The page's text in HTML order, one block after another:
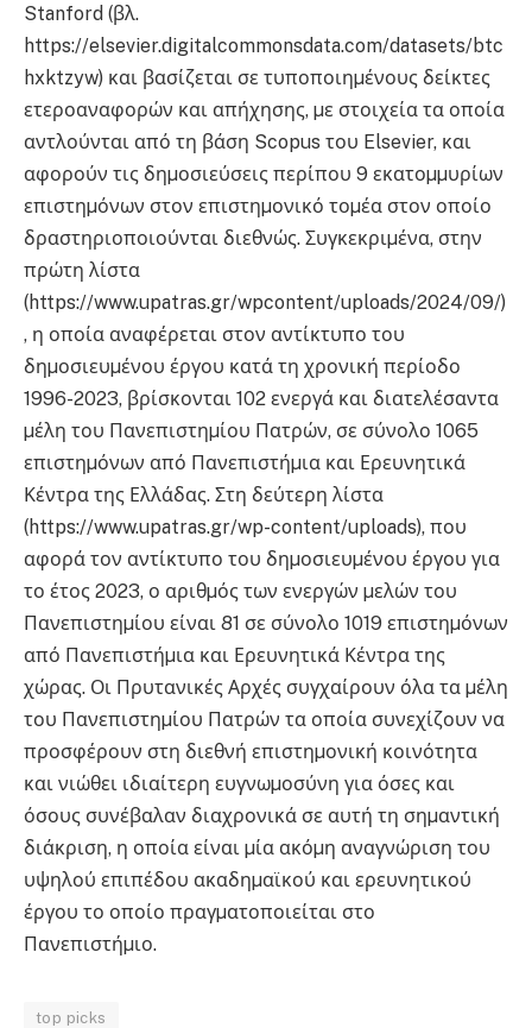
Stanford (βλ.
https://elsevier.digitalcommonsdata.com/datasets/btc
hxktzyw) και βασίζεται σε τυποποιηµένους δείκτες
ετεροαναφορών και απήχησης, µε στοιχεία τα οποία
αντλούνται από τη βάση Scopus του Elsevier, και
αφορούν τις δηµοσιεύσεις περίπου 9 εκατοµµυρίων
επιστηµόνων στον επιστηµονικό τοµέα στον οποίο
δραστηριοποιούνται διεθνώς. Συγκεκριµένα, στην
πρώτη λίστα
(https://www.upatras.gr/wpcontent/uploads/2024/09/)
, η οποία αναφέρεται στον αντίκτυπο του
δηµοσιευµένου έργου κατά τη χρονική περίοδο
1996-2023, βρίσκονται 102 ενεργά και διατελέσαντα
µέλη του Πανεπιστηµίου Πατρών, σε σύνολο 1065
επιστηµόνων από Πανεπιστήµια και Ερευνητικά
Κέντρα της Ελλάδας. Στη δεύτερη λίστα
(https://www.upatras.gr/wp-content/uploads), που
αφορά τον αντίκτυπο του δηµοσιευµένου έργου για
το έτος 2023, ο αριθµός των ενεργών µελών του
Πανεπιστηµίου είναι 81 σε σύνολο 1019 επιστηµόνων
από Πανεπιστήµια και Ερευνητικά Κέντρα της
χώρας. Οι Πρυτανικές Αρχές συγχαίρουν όλα τα µέλη
του Πανεπιστηµίου Πατρών τα οποία συνεχίζουν να
προσφέρουν στη διεθνή επιστηµονική κοινότητα
και νιώθει ιδιαίτερη ευγνωµοσύνη για όσες και
όσους συνέβαλαν διαχρονικά σε αυτή τη σηµαντική
διάκριση, η οποία είναι µία ακόµη αναγνώριση του
υψηλού επιπέδου ακαδηµαϊκού και ερευνητικού
έργου το οποίο πραγµατοποιείται στο
Πανεπιστήµιο.
top picks